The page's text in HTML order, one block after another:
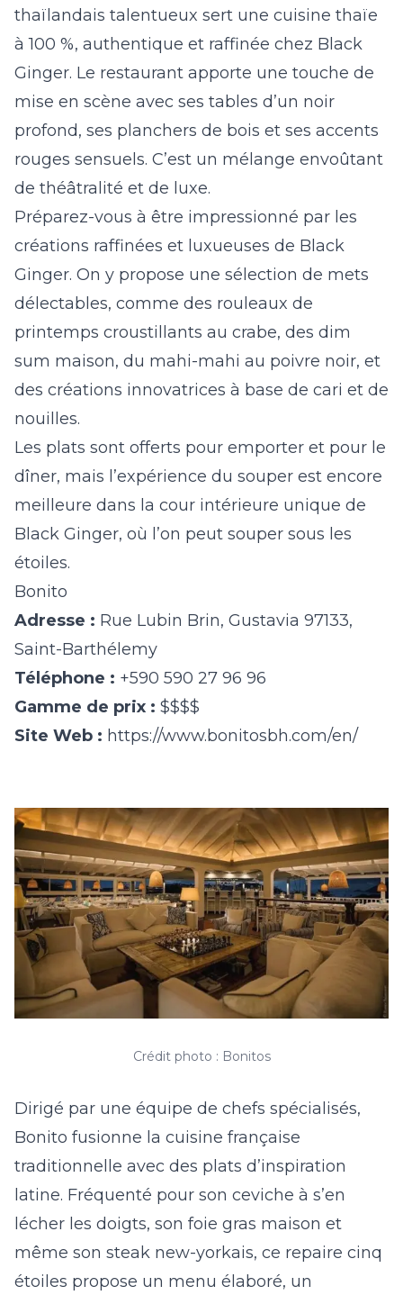
thaïlandais talentueux sert une cuisine thaïe
à 100 %, authentique et raffinée chez Black
Ginger. Le restaurant apporte une touche de
mise en scène avec ses tables d’un noir
profond, ses planchers de bois et ses accents
rouges sensuels. C’est un mélange envoûtant
de théâtralité et de luxe.
Préparez-vous à être impressionné par les
créations raffinées et luxueuses de Black
Ginger. On y propose une sélection de mets
délectables, comme des rouleaux de
printemps croustillants au crabe, des dim
sum maison, du mahi-mahi au poivre noir, et
des créations innovatrices à base de cari et de
nouilles.
Les plats sont offerts pour emporter et pour le
dîner, mais l’expérience du souper est encore
meilleure dans la cour intérieure unique de
Black Ginger, où l’on peut souper sous les
étoiles.
Bonito
Adresse : Rue Lubin Brin, Gustavia 97133,
Saint-Barthélemy
Téléphone : +590 590 27 96 96
Gamme de prix : $$$$
Site Web : https://www.bonitosbh.com/en/
Crédit photo : Bonitos
Dirigé par une équipe de chefs spécialisés,
Bonito fusionne la cuisine française
traditionnelle avec des plats d’inspiration
latine. Fréquenté pour son ceviche à s’en
lécher les doigts, son foie gras maison et
même son steak new-yorkais, ce repaire cinq
étoiles propose un menu élaboré, un